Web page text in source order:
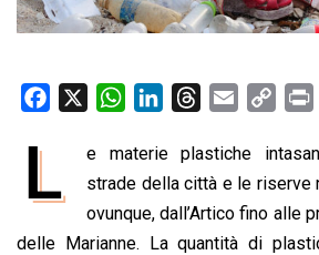
o
W
a
t
s
A
n
k
e
d
r
e
a
d
a
i
l
p
y
L
i
i
t
L
e materie plastiche
strade della città e le riserve
ovunque, dall’Artico fino alle
delle Marianne. La quantità di